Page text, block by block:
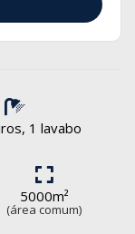
1 lavabo
5000m²
(área comum)